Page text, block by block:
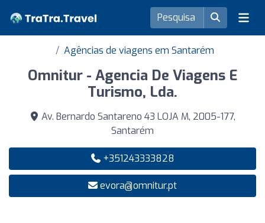
Agências de viagens em Santarém
Omnitur - Agencia De Viagens E
Turismo, Lda.
Av. Bernardo Santareno 43 LOJA M, 2005-177,
Santarém
+351243333828
evora@omnitur.pt